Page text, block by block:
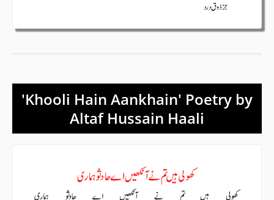
'Khooli Hain Aankhain' Poetry by
Altaf Hussain Haali